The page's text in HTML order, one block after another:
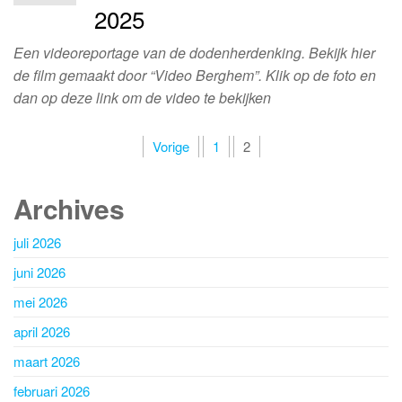
2025
Een videoreportage van de dodenherdenking. Bekijk hier
de film gemaakt door “Video Berghem”. Klik op de foto en
dan op deze link om de video te bekijken
Vorige 1 2
Archives
juli 2026
juni 2026
mei 2026
april 2026
maart 2026
februari 2026